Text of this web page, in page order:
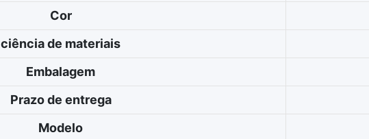
Cor
ciência de materiais
Embalagem
Prazo de entrega
Modelo